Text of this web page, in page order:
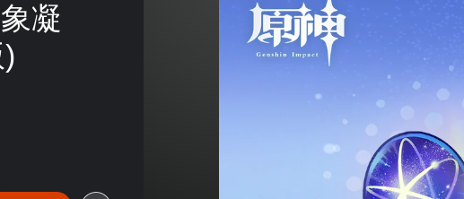
凝